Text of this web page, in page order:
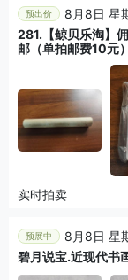
预出价
8月8日 星
281.【鲸贝乐淘】
邮（单拍邮费10元
实时拍卖
预展中
8月8日 星
碧月说宝.近现代书